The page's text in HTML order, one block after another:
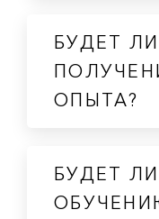
БУДЕТ
ОПЫТА?
БУДЕТ